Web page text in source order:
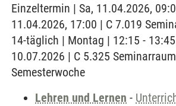
Einzeltermin | Sa, 11.04.2026,
11.04.2026, 17:00 | C 7.019
14-täglich | Montag | 12:15 -
10.07.2026 | C 5.325
Semesterwoche
Lehren und Lernen -